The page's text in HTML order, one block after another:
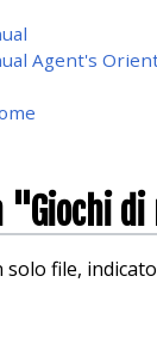
Agent's
"Giochi
file,